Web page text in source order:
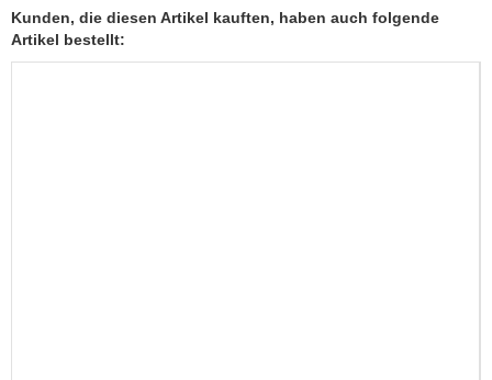
Kunden, die diesen Artikel kauften, haben auch folgende
Artikel bestellt: